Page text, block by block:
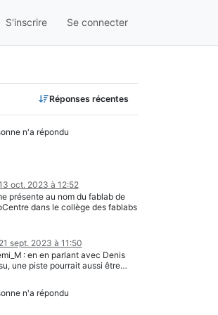
S'inscrire Se connecter
Réponses récentes
n'a répondu
oct. 2023 à 12:52
présente au nom du fablab de
dans le collège des fablabs
21 sept. 2023 à 11:50
: en en parlant avec Denis
une piste pourrait aussi être
membres de la région à l’animation
(avec une péréquation
n'a répondu